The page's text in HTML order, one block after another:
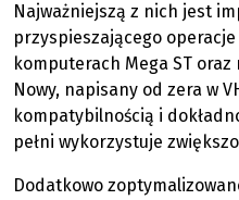
Najważniejszą z nich jest
przyspieszającego
komputerach Mega ST oraz
Nowy, napisany od zera w
kompatybilnością i
pełni wykorzystuje
Dodatkowo